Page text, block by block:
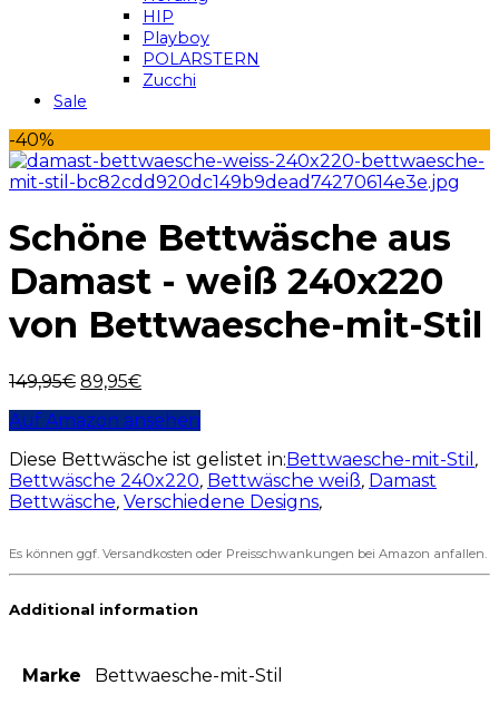
HIP
Playboy
POLARSTERN
Zucchi
Sale
-40%
Schöne Bettwäsche aus
Damast - weiß 240x220
von Bettwaesche-mit-Stil
149,95€ 89,95€
Auf Amazon ansehen
Diese Bettwäsche ist gelistet in:Bettwaesche-mit-Stil ,
Bettwäsche 240x220, Bettwäsche weiß, Damast
Bettwäsche, Verschiedene Designs,
Es können ggf. Versandkosten oder Preisschwankungen bei Amazon anfallen.
Additional information
Marke Bettwaesche-mit-Stil